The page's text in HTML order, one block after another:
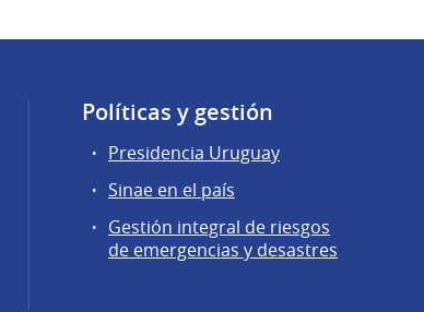
Políticas y gestión
Presidencia Uruguay
Sinae en el país
Gestión integral de riesgos
de emergencias y desastres